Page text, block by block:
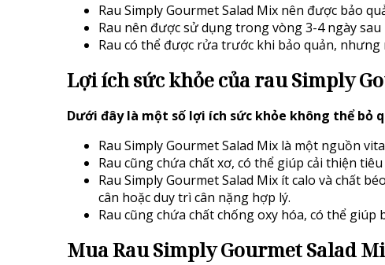
Rau Simply Gourmet Salad Mix nên được bảo
Rau nên được sử dụng trong vòng 3-4 ngày sau
Rau có thể được rửa trước khi bảo quản,
Lợi ích sức khỏe của rau Simply
Dưới đây là một số lợi ích sức khỏe không thể bỏ
Rau Simply Gourmet Salad Mix là một nguồn
Rau cũng chứa chất xơ, có thể giúp cải thiện
Rau Simply Gourmet Salad Mix ít calo và chất
cân hoặc duy trì cân nặng hợp lý.
Rau cũng chứa chất chống oxy hóa, có thể giúp
Mua Rau Simply Gourmet Salad